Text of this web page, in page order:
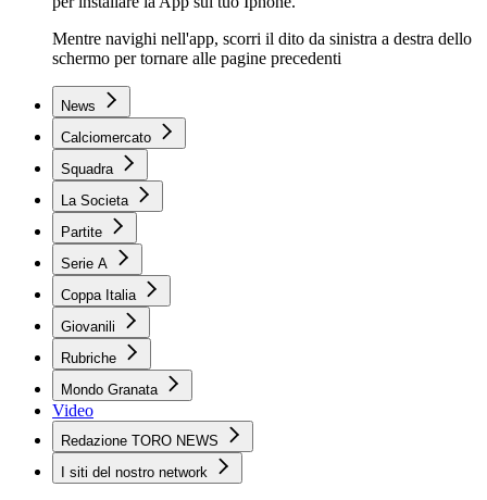
Mentre navighi nell'app, scorri il dito da sinistra a destra dello
schermo per tornare alle pagine precedenti
News
Calciomercato
Squadra
La Societa
Partite
Serie A
Coppa Italia
Giovanili
Rubriche
Mondo Granata
Video
Redazione TORO NEWS
I siti del nostro network